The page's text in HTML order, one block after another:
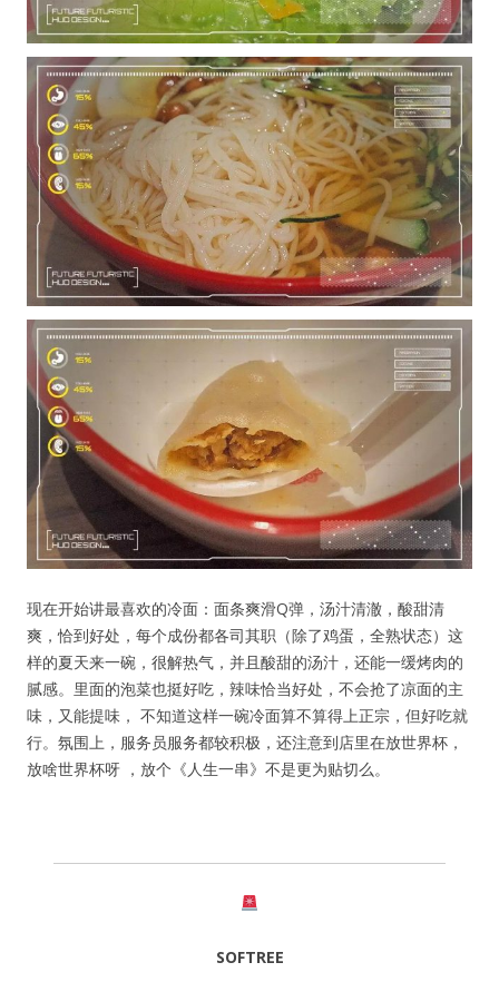
用户名或Email
密码
忘记密码?
记住我的登录状态
没帐号？注册一个
现在开始讲最喜欢的冷面：面条爽滑Q弹，汤汁清澈，酸甜清
爽，恰到好处，每个成份都各司其职（除了鸡蛋，全熟状态）这
样的夏天来一碗，很解热气，并且酸甜的汤汁，还能一缓烤肉的
腻感。里面的泡菜也挺好吃，辣味恰当好处，不会抢了凉面的主
味，又能提味， 不知道这样一碗冷面算不算得上正宗，但好吃就
行。氛围上，服务员服务都较积极，还注意到店里在放世界杯，
放啥世界杯呀 ，放个《人生一串》不是更为贴切么。
SOFTREE